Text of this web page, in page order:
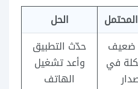
الحل
ضعيف
في
حدّث التطبيق
وأعد تشغيل
الهاتف